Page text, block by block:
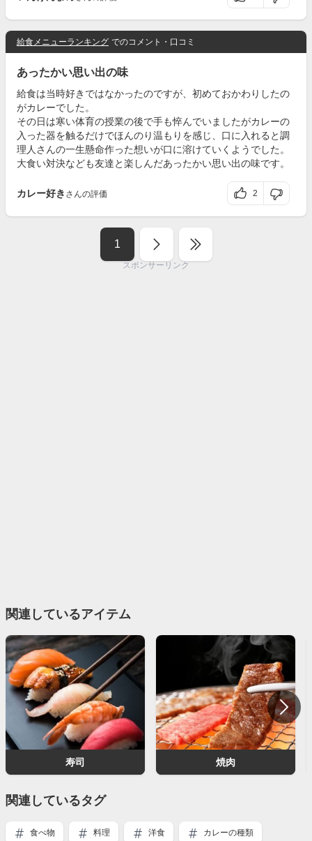
給食メニューランキング でのコメント・口コミ
あったかい思い出の味
給食は当時好きではなかったのですが、初めておかわりしたの
がカレーでした。
その日は寒い体育の授業の後で手も悴んでいましたがカレーの
入った器を触るだけでほんのり温もりを感じ、口に入れると調
理人さんの一生懸命作った想いが口に溶けていくようでした。
大食い対決なども友達と楽しんだあったかい思い出の味です。
カレー好き さんの評価 2
1
スポンサーリンク
関連しているアイテム
寿司 焼肉
関連しているタグ
食べ物 料理 洋食
カレーの種類